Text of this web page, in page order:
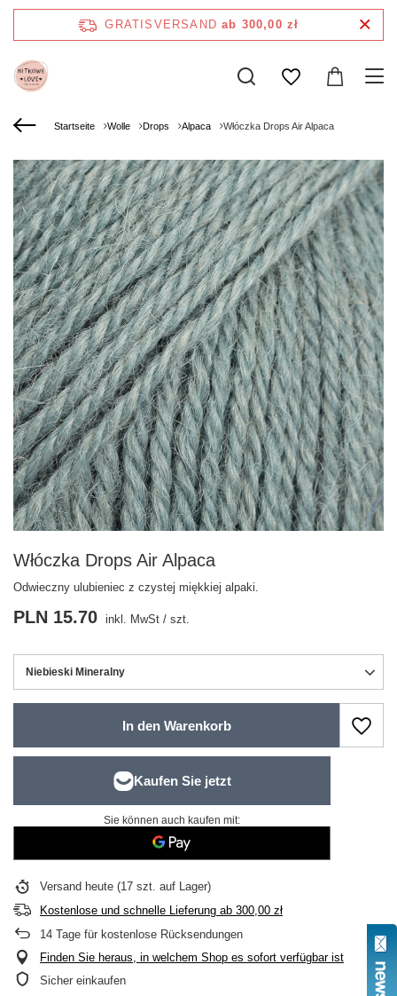
GRATISVERSAND ab 300,00 zł
Startseite Wolle Drops Alpaca Włóczka Drops Air Alpaca
Włóczka Drops Air Alpaca
Odwieczny ulubieniec z czystej miękkiej alpaki.
Niebieski Mineralny
PLN 15.70 inkl. MwSt / szt.
In den Warenkorb
Sie können auch kaufen mit:
Versand heute (17 szt. auf Lager)
Kostenlose und schnelle Lieferung ab 300,00 zł
14 Tage für kostenlose Rücksendungen
Finden Sie heraus, in welchem Shop es sofort verfügbar ist
Sicher einkaufen